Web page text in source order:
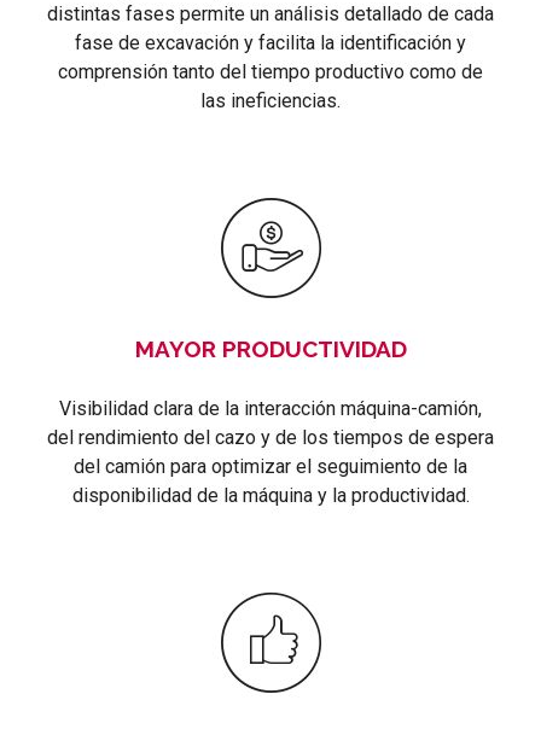
distintas fases permite un análisis detallado de cada
fase de excavación y facilita la identificación y
comprensión tanto del tiempo productivo como de
las ineficiencias.
MAYOR PRODUCTIVIDAD
Visibilidad clara de la interacción máquina-camión,
del rendimiento del cazo y de los tiempos de espera
del camión para optimizar el seguimiento de la
disponibilidad de la máquina y la productividad.